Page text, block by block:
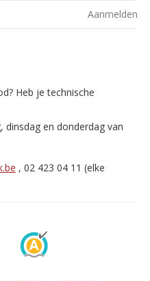
Aanmelden
Heb je technische
dinsdag en donderdag van
, 02 423 04 11 (elke